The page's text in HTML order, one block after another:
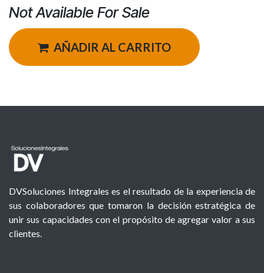
Not Available For Sale
AÑADIR AL CARRITO
DVSoluciones Integrales es el resultado de la experiencia de
sus colaboradores que tomaron la decisión estratégica de
unir sus capacidades con el propósito de agregar valor a sus
clientes.